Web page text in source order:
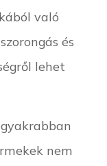
való
és
lehet
nem